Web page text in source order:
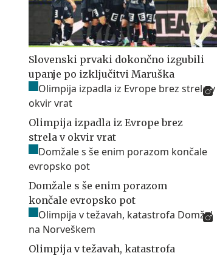
Slovenski prvaki dokončno izgubili
upanje po izključitvi Maruška
Olimpija izpadla iz Evrope brez
strela v okvir vrat
Domžale s še enim porazom
končale evropsko pot
Olimpija v težavah, katastrofa